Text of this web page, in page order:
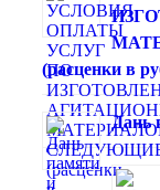
(расценки в
Дань